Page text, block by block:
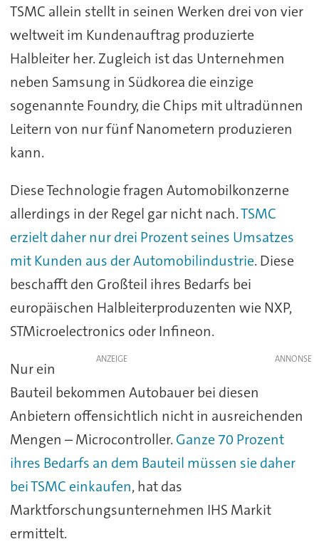
TSMC allein stellt in seinen Werken drei von vier
weltweit im Kundenauftrag produzierte
Halbleiter her. Zugleich ist das Unternehmen
neben Samsung in Südkorea die einzige
sogenannte Foundry, die Chips mit ultradünnen
Leitern von nur fünf Nanometern produzieren
kann.
Diese Technologie fragen Automobilkonzerne
allerdings in der Regel gar nicht nach.TSMC
erzielt daher nur drei Prozent seines Umsatzes
mit Kunden aus der Automobilindustrie. Diese
beschafft den Großteil ihres Bedarfs bei
europäischen Halbleiterproduzenten wie NXP,
STMicroelectronics oder Infineon.
ANZEIGE
Nur ein
Bauteil bekommen Autobauer bei diesen
Anbietern offensichtlich nicht in ausreichenden
Mengen – Microcontroller. Ganze 70 Prozent
ihres Bedarfs an dem Bauteil müssen sie daher
bei TSMC einkaufen, hat das
Marktforschungsunternehmen IHS Markit
ermittelt.